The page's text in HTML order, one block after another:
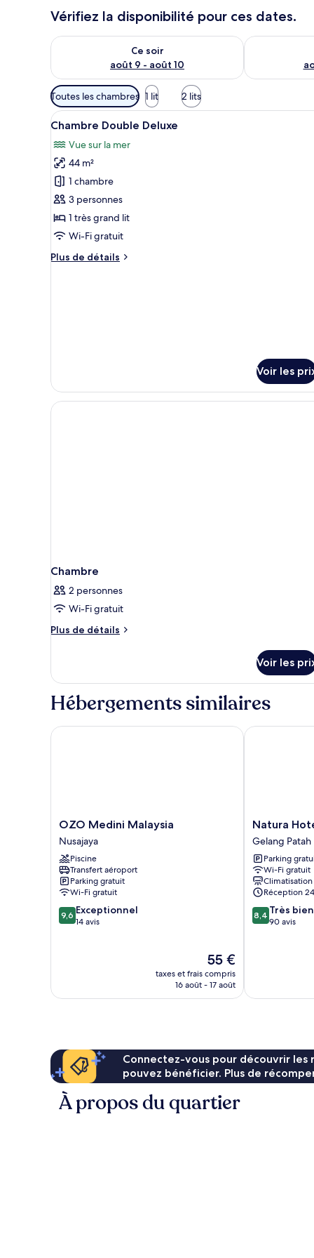
Vérifiez la disponibilité pour ces dates.
Ce soir
août 9 - août 10
Vérifier la disponibilité pour ce soir août 9 - août 10
Vérifier la
Filtres
disponibles
pour
chambres
Toutes les chambres 1 lit 2 lits
Afficher
toutes
les
photos
pour
ce
type
de
chambre :
Chambre
Une chambre d’hôtel avec
6
Chambre Double Deluxe
Vue sur la mer
44 m²
1 chambre
3 personnes
1 très grand lit
Wi-Fi gratuit
Plus de détails
Plus
Deluxe
Voir les
Chambre
2 personnes
Wi-Fi gratuit
Plus de détails
Plus
le
type
de
Chambre
Voir les
Hébergements similaires
OZO
Medini
Malaysia
Nusajaya
OZO Medini Malaysia
Nusajaya
Piscine
Transfert aéroport
Parking gratuit
Wi-Fi gratuit
9.6
sur
9,6 Exceptionnel
14 avis
Le
nouveau
prix
55 €
taxes et frais compris
16 août - 17 août
OZO Medini Malaysia
Natura
Hotel
Gelang
Patah
Natura
Gelang Patah
Parking
Wi-Fi gratuit
Climatisation
Réception
8.4
sur
8,4 Très bien
90 avis
Natura Hotel
Connectez-vous pour découvrir
pouvez bénéficier. Plus de
À propos du quartier